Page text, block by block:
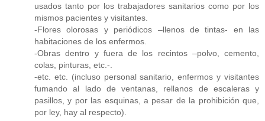
usados tanto por los trabajadores sanitarios como por los
mismos pacientes y visitantes.
-Flores olorosas y periódicos –llenos de tintas- en las
habitaciones de los enfermos.
-Obras dentro y fuera de los recintos –polvo, cemento,
colas, pinturas, etc.-.
-etc. etc. (incluso personal sanitario, enfermos y visitantes
fumando al lado de ventanas, rellanos de escaleras y
pasillos, y por las esquinas, a pesar de la prohibición que,
por ley, hay al respecto).